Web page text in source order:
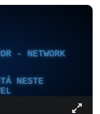
- NETWORK
NESTE